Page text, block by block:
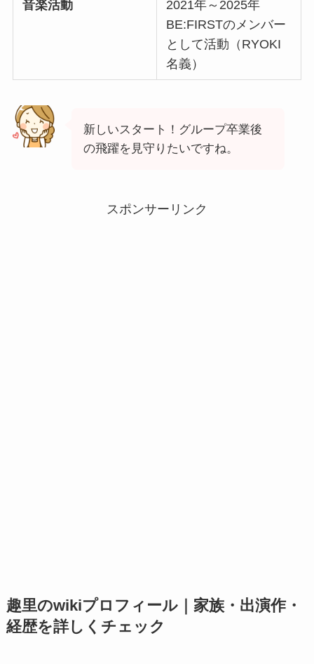
音楽活動
2021年～2025年
BE:FIRSTのメンバー
として活動（RYOKI
名義）
新しいスタート！グループ卒業後
の飛躍を見守りたいですね。
スポンサーリンク
趣里のwikiプロフィール｜家族・出演作・
経歴を詳しくチェック